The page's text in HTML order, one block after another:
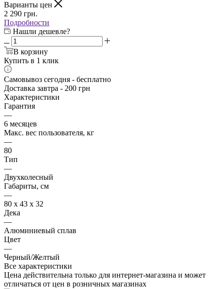
Варианты цен
2 290 грн.
Подробности
Нашли дешевле?
В корзину
Купить в 1 клик
Самовывоз сегодня - бесплатно
Доставка завтра - 200 грн
Характеристики
Гарантия
—
6 месяцев
Макс. вес пользователя, кг
—
80
Тип
—
Двухколесный
Габариты, см
—
80 x 43 x 32
Дека
—
Алюминиевый сплав
Цвет
—
Черный/Желтый
Все характеристики
Цена действительна только для интернет-магазина и может
отличаться от цен в розничных магазинах